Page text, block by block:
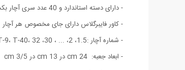
- دارای دسته استاندارد و 40 عدد سری آچار بکس
- کاور فایبرگلاس دارای جای مخصوص هر آچار
- شماره آچار :1.5، 2، ... ، 30، T-9، T-40، 32
- ابعاد جعبه: 24 cm در 13 cm در 3/5 cm